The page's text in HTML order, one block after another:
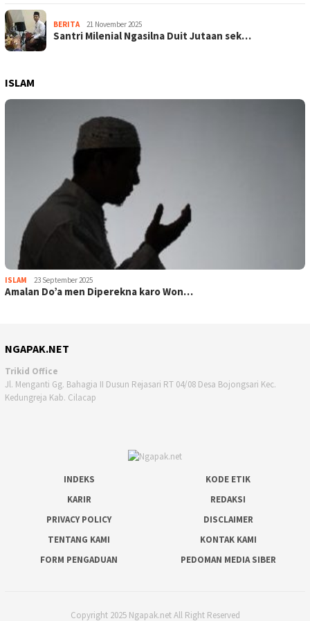
BERITA 21 November 2025
Santri Milenial Ngasilna Duit Jutaan sek…
ISLAM
ISLAM 23 September 2025
Amalan Do’a men Diperekna karo Won…
NGAPAK.NET
Trikid Office
Jl. Menganti Gg. Bahagia II Dusun Rejasari RT 04/08 Desa Bojongsari Kec.
Kedungreja Kab. Cilacap
INDEKS
KODE ETIK
KARIR
REDAKSI
PRIVACY POLICY
DISCLAIMER
TENTANG KAMI
KONTAK KAMI
FORM PENGADUAN
PEDOMAN MEDIA SIBER
Copyright 2025 Ngapak.net All Right Reserved